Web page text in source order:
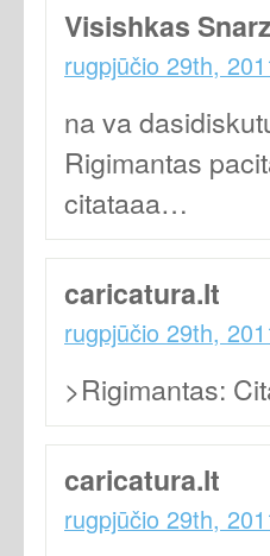
Visishkas
rugpjūčio 29th,
na va
Rigimantas
citataaa…
caricatura.lt
rugpjūčio 29th,
>Rigimantas:
caricatura.lt
rugpjūčio 29th,